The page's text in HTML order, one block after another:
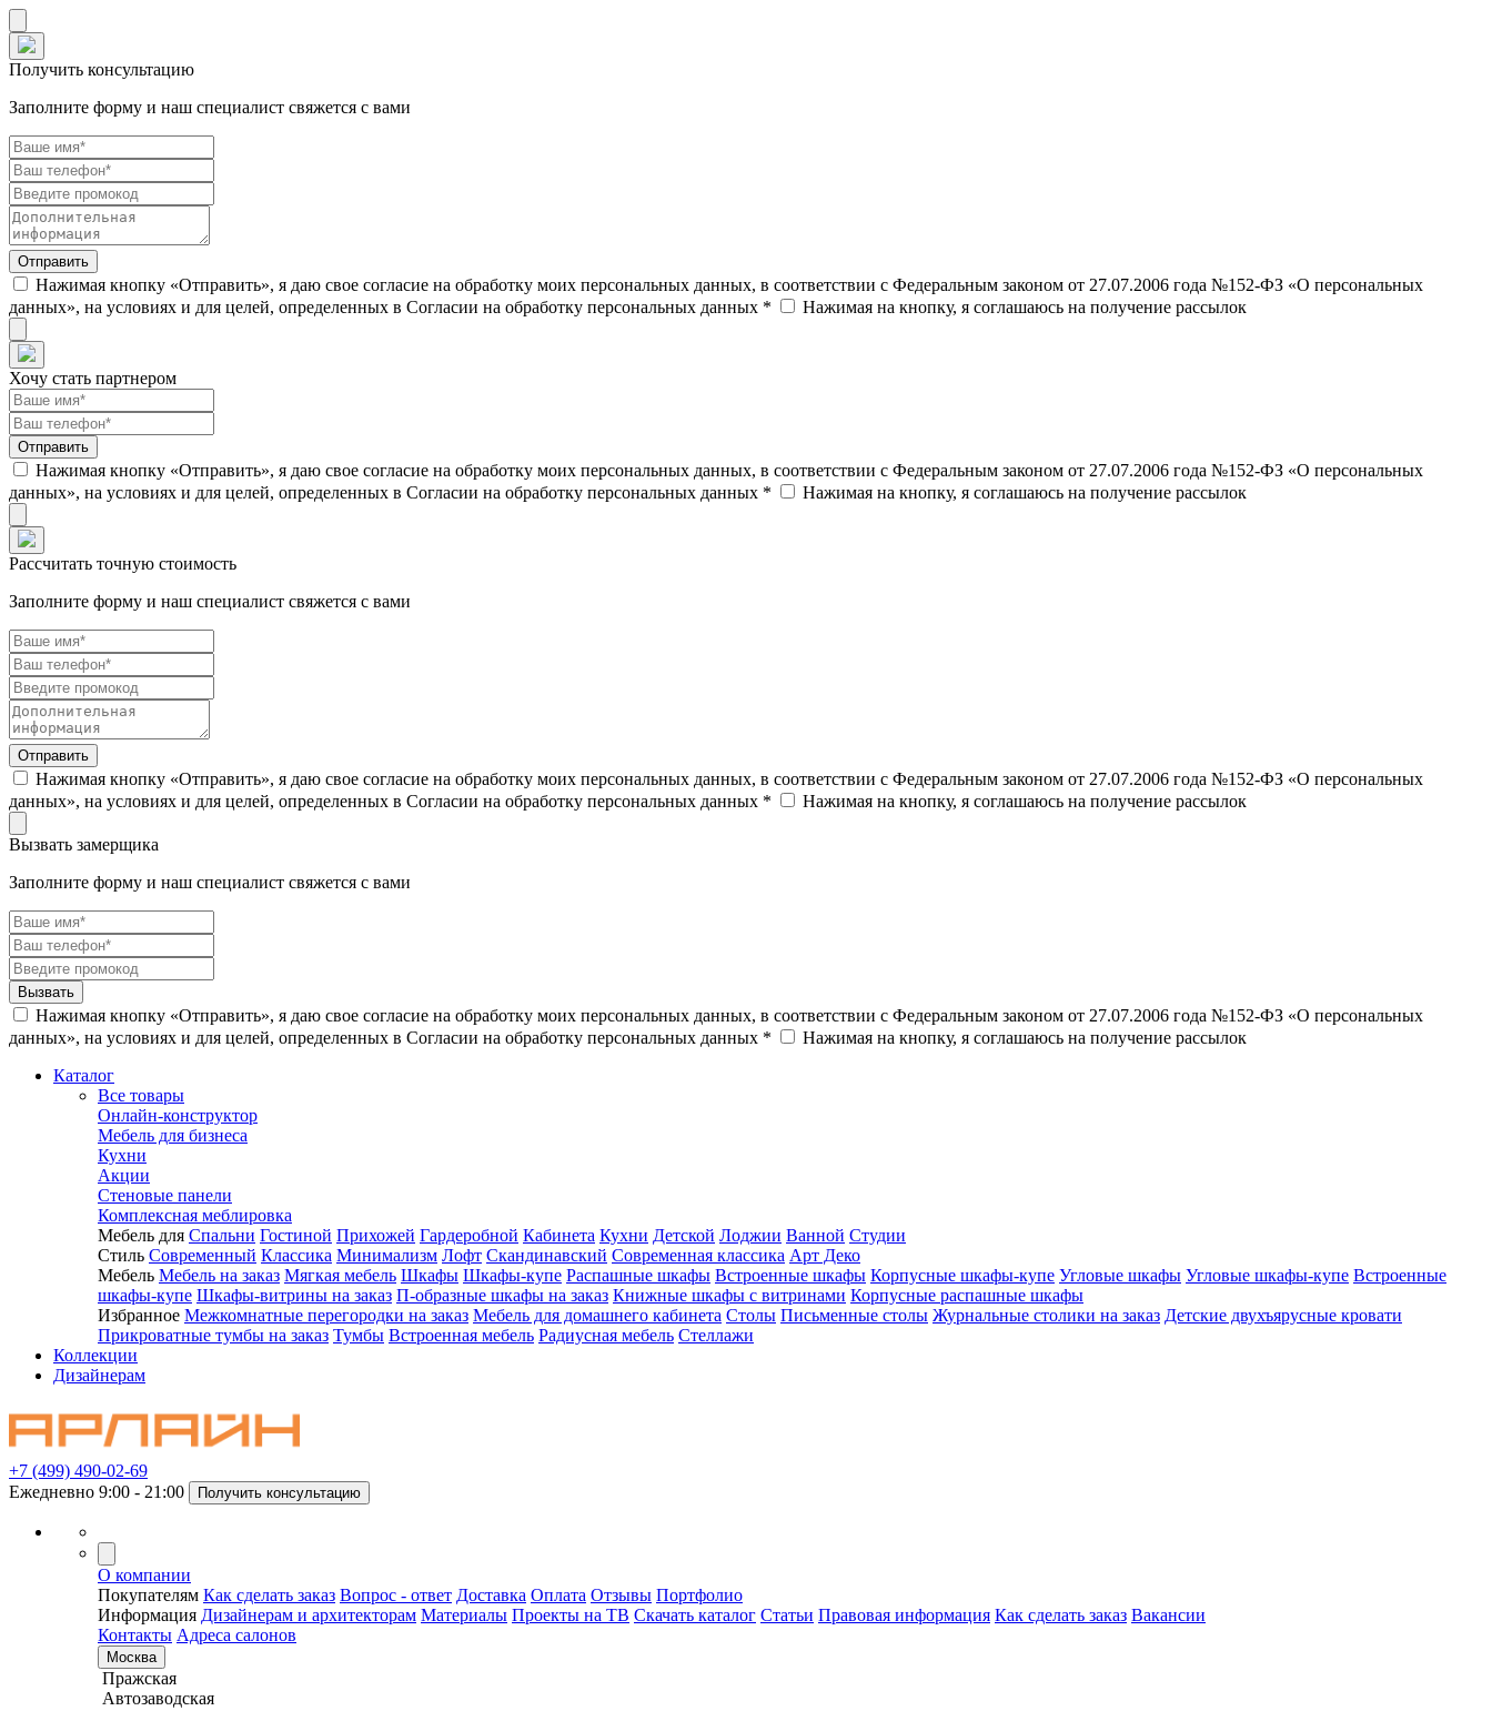
Получить консультацию
Заполните форму и наш специалист свяжется с вами
Нажимая кнопку «Отправить», я даю свое согласие на обработку моих персональных данных, в соответствии с Федеральным законом от 27.07.2006 года №152-ФЗ «О персональных
данных», на условиях и для целей, определенных в Согласии на обработку персональных данных *
Нажимая на кнопку, я соглашаюсь на получение рассылок
Хочу стать партнером
Нажимая кнопку «Отправить», я даю свое согласие на обработку моих персональных данных, в соответствии с Федеральным законом от 27.07.2006 года №152-ФЗ «О персональных
данных», на условиях и для целей, определенных в Согласии на обработку персональных данных *
Нажимая на кнопку, я соглашаюсь на получение рассылок
Рассчитать точную стоимость
Заполните форму и наш специалист свяжется с вами
Нажимая кнопку «Отправить», я даю свое согласие на обработку моих персональных данных, в соответствии с Федеральным законом от 27.07.2006 года №152-ФЗ «О персональных
данных», на условиях и для целей, определенных в Согласии на обработку персональных данных *
Нажимая на кнопку, я соглашаюсь на получение рассылок
Вызвать замерщика
Заполните форму и наш специалист свяжется с вами
Нажимая кнопку «Отправить», я даю свое согласие на обработку моих персональных данных, в соответствии с Федеральным законом от 27.07.2006 года №152-ФЗ «О персональных
данных», на условиях и для целей, определенных в Согласии на обработку персональных данных *
Нажимая на кнопку, я соглашаюсь на получение рассылок
Каталог
Все товары
Онлайн-конструктор
Мебель для бизнеса
Кухни
Акции
Стеновые панели
Комплексная меблировка
Мебель для Спальни Гостиной Прихожей Гардеробной Кабинета Кухни Детской Лоджии Ванной Студии
Стиль Современный Классика Минимализм Лофт Скандинавский Современная классика Арт Деко
Мебель Мебель на заказ Мягкая мебель Шкафы Шкафы-купе Распашные шкафы Встроенные шкафы Корпусные шкафы-купе Угловые шкафы Угловые шкафы-купе Встроенные
шкафы-купе Шкафы-витрины на заказ П-образные шкафы на заказ Книжные шкафы с витринами Корпусные распашные шкафы
Избранное Межкомнатные перегородки на заказ Мебель для домашнего кабинета Столы Письменные столы Журнальные столики на заказ Детские двухъярусные кровати
Прикроватные тумбы на заказ Тумбы Встроенная мебель Радиусная мебель Стеллажи
Коллекции
Дизайнерам
+7 (499) 490-02-69
Ежедневно 9:00 - 21:00
Получить консультацию
О компании
Покупателям Как сделать заказ Вопрос - ответ Доставка Оплата Отзывы Портфолио
Информация Дизайнерам и архитекторам Материалы Проекты на ТВ Скачать каталог Статьи Правовая информация Как сделать заказ Вакансии
Контакты Адреса салонов
Москва
Пражская
Автозаводская